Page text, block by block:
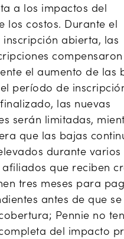
a los impactos del
los costos. Durante el
abierta, las
compensaron
el aumento de las
período de
las nuevas
serán limitadas,
que las bajas
durante varios
afiliados que reciben
tres meses para
antes de que se
Pennie no
del impacto